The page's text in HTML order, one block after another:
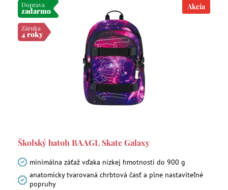
Doprava
zadarmo
Záruka
4 roky
Akcia
Školský batoh BAAGL Skate Galaxy
minimálna záťaž vďaka nízkej hmotnosti do 900 g
anatomicky tvarovaná chrbtová časť a plne nastaviteľné
popruhy